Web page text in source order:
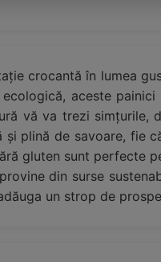
crocantă în lumea
aceste
vă va trezi
plină de savoare, fie
gluten sunt perfecte
din surse
un strop de